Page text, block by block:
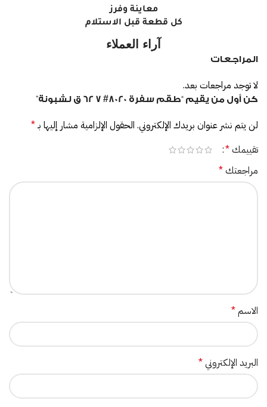
معاينة وفرز
كل قطعة قبل الاستلام
آراء العملاء
المراجعات
لا توجد مراجعات بعد.
كن أول من يقيم “طقم سفرة 8020# 7 62 ق لشبونة”
لن يتم نشر عنوان بريدك الإلكتروني. الحقول الإلزامية مشار إليها بـ*
تقييمك*
مراجعتك*
الاسم*
البريد الإلكتروني*